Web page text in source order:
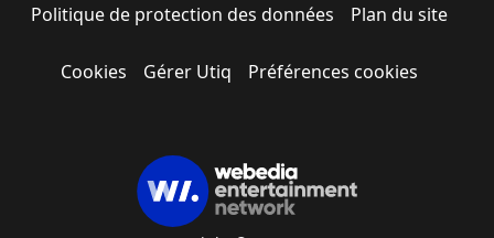
Politique de protection des données Plan du site
Cookies Gérer Utiq Préférences cookies